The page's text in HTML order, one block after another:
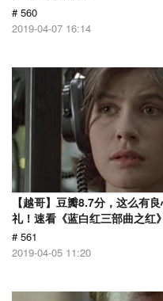
# 560
2019-04-07 16:14
【越哥】豆瓣8.7分，这么有
礼！速看《蓝白红三部曲之红》
# 561
2019-04-05 11:20